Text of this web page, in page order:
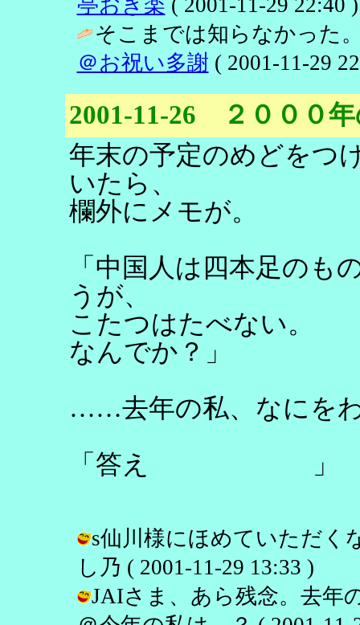
そこまでは知らなかった
＠お祝い多謝 ( 2001-11-29
2001-11-26 ２０００
年末の予定のめどをつ
いたら、
欄外にメモが。
「中国人は四本足のも
うが、
こたつはたべない。
なんでか？」
……去年の私、なにを
「答え
」
s仙川様にほめていただく
し乃 ( 2001-11-29 13:33 )
JAIさま、あら残念。去年